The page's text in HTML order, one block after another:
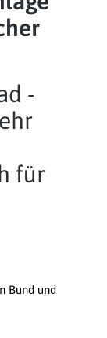
-
für
Bund und